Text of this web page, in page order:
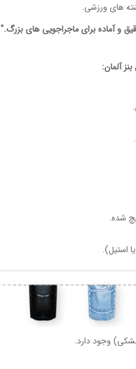
های ورزشی.
و آماده برای ماجراجویی های بزرگ."
آلمان:
شده.
وجود دارد.